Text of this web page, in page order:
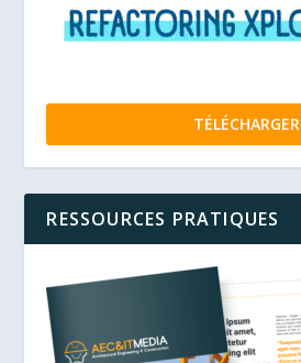
TÉLÉCHARGER
RESSOURCES PRATIQUES